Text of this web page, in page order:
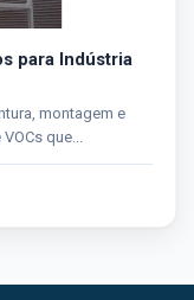
para Indústria
montagem e
que...